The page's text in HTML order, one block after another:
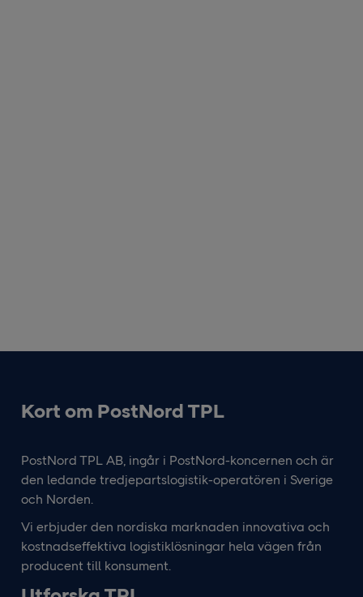
Kort om PostNord TPL
PostNord TPL AB, ingår i PostNord-koncernen och är
den ledande tredjepartslogistik-operatören i Sverige
och Norden.
Vi erbjuder den nordiska marknaden innovativa och
kostnadseffektiva logistiklösningar hela vägen från
producent till konsument.